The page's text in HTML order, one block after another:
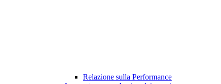
Relazione sulla Performance